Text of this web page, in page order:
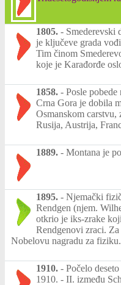
1805. - Smederevski
je ključeve grada
Tim činom
koje je Karađorđe
1858. - Posle
Crna Gora je dobila
Osmanskom carstvu,
Rusija, Austrija,
1889. - Montana je
1895. - Njemački
Rendgen (njem.
otkrio je iks-zrake
Rendgenovi zraci.
Nobelovu nagradu za fiziku.
1910. - Počelo
1910. - II. između